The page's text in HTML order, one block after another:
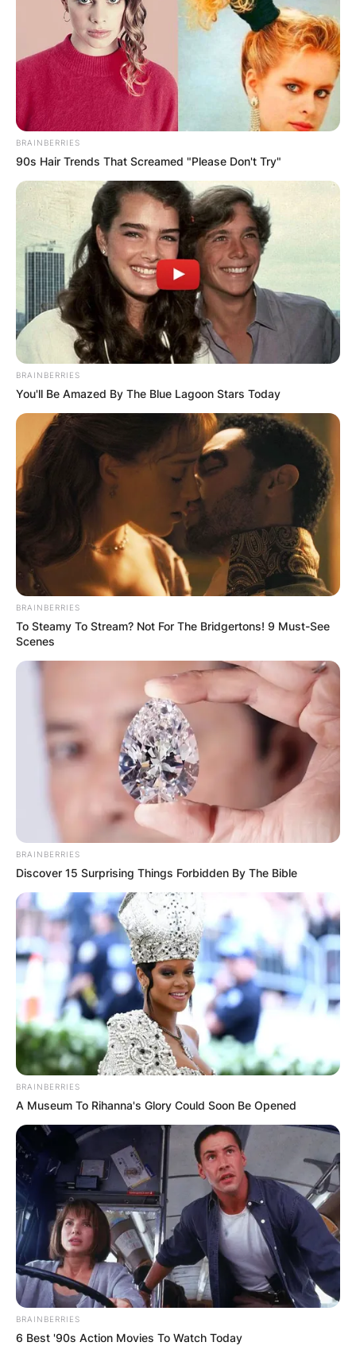
Апартмани Вили
Локали
ЛОКАЦИИ
Грција
Хрватска
Црна Гора
BRAINBERRIES
90s Hair Trends That Screamed "Please Don't Try"
BRAINBERRIES
You'll Be Amazed By The Blue Lagoon Stars Today
BRAINBERRIES
To Steamy To Stream? Not For The Bridgertons! 9 Must-See
Scenes
BRAINBERRIES
Discover 15 Surprising Things Forbidden By The Bible
BRAINBERRIES
A Museum To Rihanna's Glory Could Soon Be Opened
BRAINBERRIES
6 Best '90s Action Movies To Watch Today